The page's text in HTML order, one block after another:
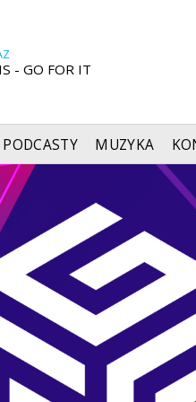
- GO FOR IT
PODCASTY MUZYKA